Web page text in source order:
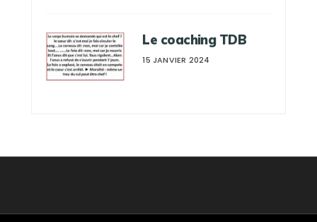
Le coaching TDB
15 JANVIER 2024